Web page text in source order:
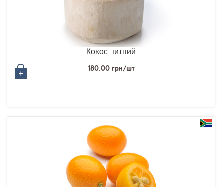
Кокос питний
180.00 грн/шт